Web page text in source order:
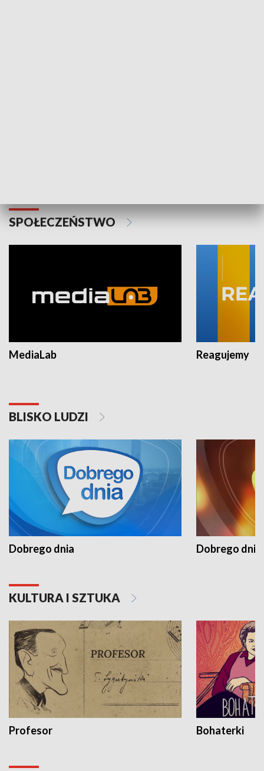
SPOŁECZEŃSTWO
MediaLab Reagujemy
BLISKO LUDZI
Dobrego dnia Dobrego dnia
KULTURA I SZTUKA
Profesor Bohaterki